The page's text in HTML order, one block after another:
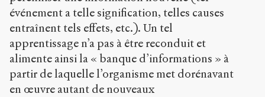
événement a telle signification, telles causes
entraînent tels effets, etc.). Un tel
apprentissage n’a pas à être reconduit et
alimente ainsi la « banque d’informations » à
partir de laquelle l’organisme met dorénavant
en œuvre autant de nouveaux